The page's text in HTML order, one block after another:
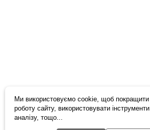
Ми використовуємо cookie, щоб покращити
роботу сайту, використовувати інструменти
аналізу, тощо...